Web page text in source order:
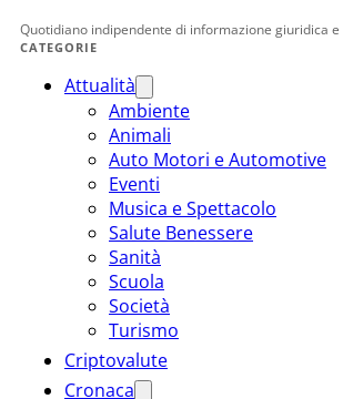
Quotidiano indipendente di informazione giuridica
CATEGORIE
Attualità
Ambiente
Animali
Auto Motori e Automotive
Eventi
Musica e Spettacolo
Salute Benessere
Sanità
Scuola
Società
Turismo
Criptovalute
Cronaca